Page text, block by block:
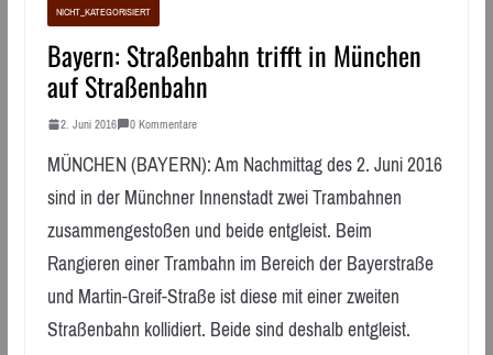
NICHT_KATEGORISIERT
Bayern: Straßenbahn trifft in München
auf Straßenbahn
2. Juni 2016 0 Kommentare
MÜNCHEN (BAYERN): Am Nachmittag des 2. Juni 2016
sind in der Münchner Innenstadt zwei Trambahnen
zusammengestoßen und beide entgleist. Beim
Rangieren einer Trambahn im Bereich der Bayerstraße
und Martin-Greif-Straße ist diese mit einer zweiten
Straßenbahn kollidiert. Beide sind deshalb entgleist.